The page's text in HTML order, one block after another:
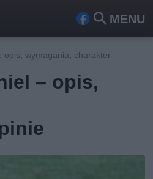
MENU
Fa
ook
Szu
kaj
opis, wymagania, charakter
– opis,